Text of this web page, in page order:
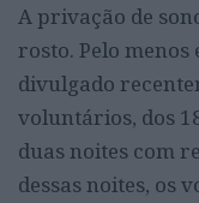
A privação de
rosto. Pelo
divulgado
voluntários, dos
duas noites com
dessas noites, os